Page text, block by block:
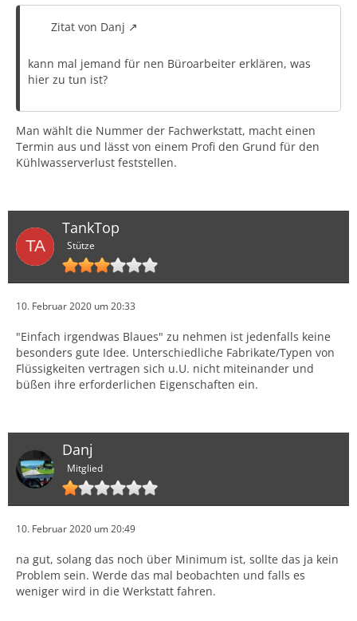
Zitat von Danj
kann mal jemand für nen Büroarbeiter erklären, was
hier zu tun ist?
Man wählt die Nummer der Fachwerkstatt, macht einen
Termin aus und lässt von einem Profi den Grund für den
Kühlwasserverlust feststellen.
TankTop
Stütze
10. Februar 2020 um 20:33
"Einfach irgendwas Blaues" zu nehmen ist jedenfalls keine
besonders gute Idee. Unterschiedliche Fabrikate/Typen von
Flüssigkeiten vertragen sich u.U. nicht miteinander und
büßen ihre erforderlichen Eigenschaften ein.
Danj
Mitglied
10. Februar 2020 um 20:49
na gut, solang das noch über Minimum ist, sollte das ja kein
Problem sein. Werde das mal beobachten und falls es
weniger wird in die Werkstatt fahren.